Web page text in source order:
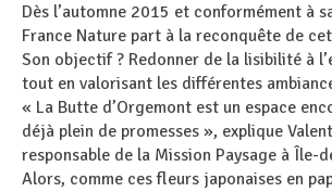
Dès l’automne 2015 et conformément à
France Nature part à la reconquête de
Son objectif ? Redonner de la lisibilité à
tout en valorisant les différentes
« La Butte d’Orgemont est un espace
déjà plein de promesses », explique
responsable de la Mission Paysage à Île-
Alors, comme ces fleurs japonaises en